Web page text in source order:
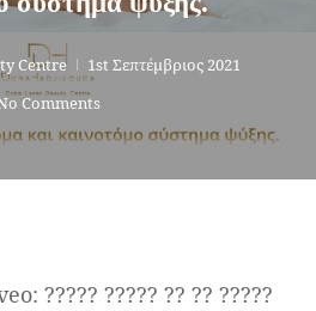
Centre
1st Σεπτέμβριος 2021
Comments
????? ????? ?? ?? ?????